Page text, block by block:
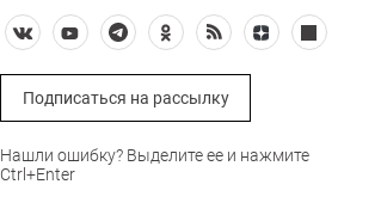
Подписаться на рассылку
Нашли ошибку? Выделите ее и нажмите
Ctrl+Enter